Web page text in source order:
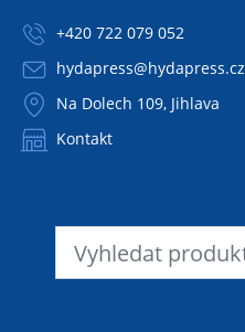
+420 722 079 052
hydapress@hydapress.cz
Na Dolech 109, Jihlava
Kontakt